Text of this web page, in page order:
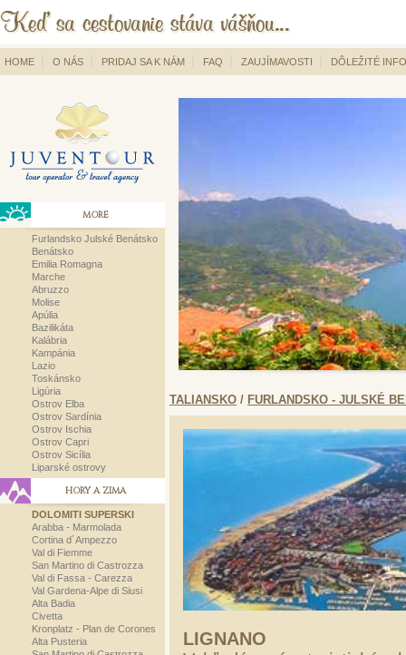
HOME O NÁS PRIDAJ SA K NÁM FAQ ZAUJÍMAVOSTI DÔLEŽITÉ
MORE
Furlandsko Julské Benátsko
Benátsko
Emilia Romagna
Marche
Abruzzo
Molise
Apúlia
Bazilikáta
Kalábria
Kampánia
Lazio
Toskánsko
Ligúria
Ostrov Elba
Ostrov Sardínia
Ostrov Ischia
Ostrov Capri
Ostrov Sicília
Liparské ostrovy
HORY A ZIMA
DOLOMITI SUPERSKI
Arabba - Marmolada
Cortina d´Ampezzo
Val di Fiemme
San Martino di Castrozza
Val di Fassa - Carezza
Val Gardena-Alpe di Siusi
Alta Badia
Civetta
Kronplatz - Plan de Corones
Alta Pusteria
TALIANSKO / FURLANDSKO - JULSKÉ
LIGNANO